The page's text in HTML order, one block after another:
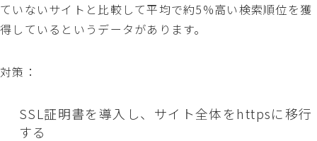
ていないサイトと比較して平均で約5%高い検索順位を獲
得しているというデータがあります。
対策：
SSL証明書を導入し、サイト全体をhttpsに移行
する